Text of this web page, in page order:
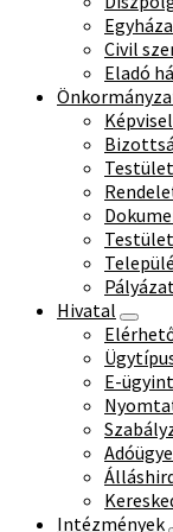
Civil
Eladó
Hivatal
E-
Intézmények